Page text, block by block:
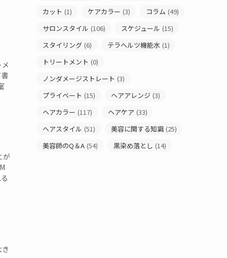
が
カット (1) ケアカラー (3) コラム (49)
サロンスタイル (106) スケジュール (15)
スタイリング (6) テラヘルツ機能水 (1)
トリートメント (0)
ノンダメージストレート (3)
プライベート (15) ヘアアレンジ (3)
ヘアカラー (117) ヘアケア (33)
ヘアスタイル (51) 美容に関する知識 (25)
美容師のQ＆A (54) 黒染め落とし (14)